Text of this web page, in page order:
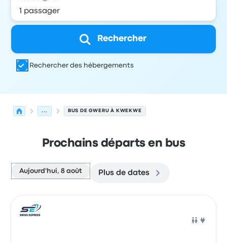
Rechercher
Rechercher des hébergements
... BUS DE GWERU À KWEKWE
Prochains départs en bus
Aujourd'hui, 8 août Plus de dates